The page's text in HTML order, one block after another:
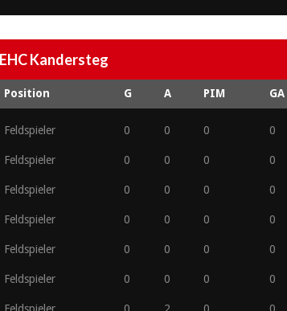
EHC Kandersteg
Position G A PIM GA
Feldspieler 0 0 0 0
Feldspieler 0 0 0 0
Feldspieler 0 0 0 0
Feldspieler 0 0 0 0
Feldspieler 0 0 0 0
Feldspieler 0 0 0 0
Feldspieler 0 2 0 0